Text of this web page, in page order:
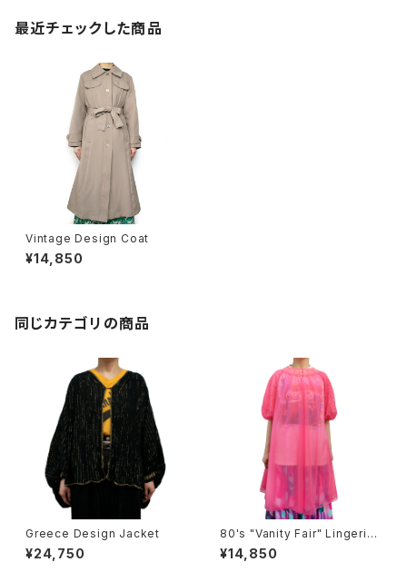
最近チェックした商品
Vintage Design Coat
¥14,850
同じカテゴリの商品
Greece Design Jacket
¥24,750
80's "Vanity Fair" Lingerie
Jacket
¥14,850